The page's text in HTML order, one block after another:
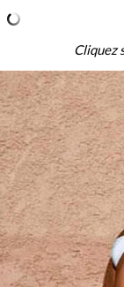
Cliquez